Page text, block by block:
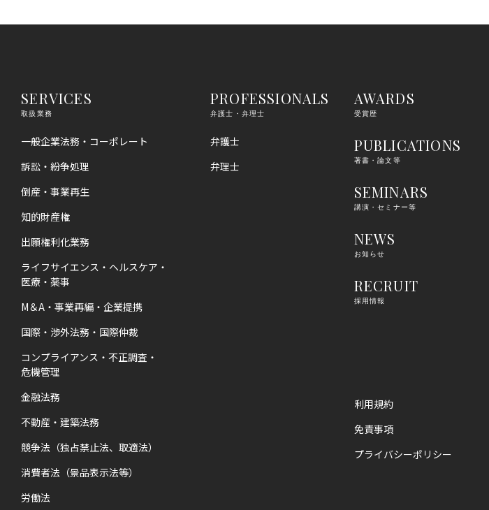
SERVICES
取扱業務
一般企業法務・コーポレート
訴訟・紛争処理
倒産・事業再生
知的財産権
出願権利化業務
ライフサイエンス・ヘルスケア・
医療・薬事
M＆A・事業再編・企業提携
国際・渉外法務・国際仲裁
コンプライアンス・不正調査・
危機管理
金融法務
不動産・建築法務
競争法（独占禁止法、取適法）
消費者法（景品表示法等）
労働法
PROFESSIONALS
弁護士・弁理士
弁護士
弁理士
AWARDS
受賞歴
PUBLICATIONS
著書・論文等
SEMINARS
講演・セミナー等
NEWS
お知らせ
RECRUIT
採用情報
利用規約
免責事項
プライバシーポリシー